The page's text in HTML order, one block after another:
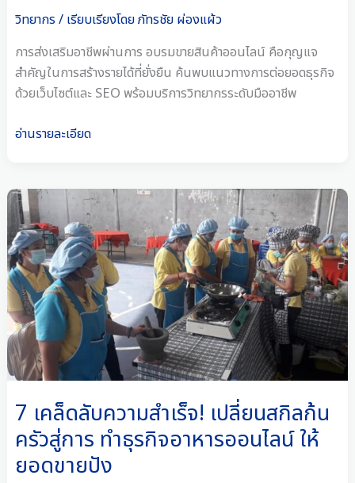
วิทยากร / เรียบเรียงโดยภัทรชัย ผ่องแผ้ว
การส่งเสริมอาชีพผ่านการ อบรมขายสินค้าออนไลน์ คือกุญแจ
สำคัญในการสร้างรายได้ที่ยั่งยืน ค้นพบแนวทางการต่อยอดธุรกิจ
ด้วยเว็บไซต์และ SEO พร้อมบริการวิทยากรระดับมืออาชีพ
อ่านรายละเอียด
7 เคล็ดลับความสำเร็จ! เปลี่ยนสกิลก้น
ครัวสู่การ ทำธุรกิจอาหารออนไลน์ ให้
ยอดขายปัง
7
เคล็ด
ลับ
ความ
สำเร็จ!
เปลี่ยน
สกิล
ก้น
ครัว
สู่
การ
ทำ
ธุรกิจ
อาหาร